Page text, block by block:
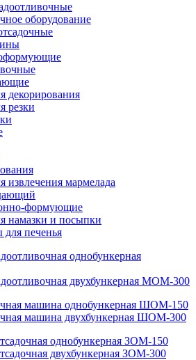
оборудование
декорирования
резки
извлечения мармелада
формующие
намазки и посыпки
печенья
однобункерная
двухбункерная МОМ-300
машина однобункерная ШОМ-150
машина двухбункерная ШОМ-300
однобункерная ЗОМ-150
двухбункерная ЗОМ-300